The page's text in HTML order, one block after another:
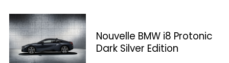
Nouvelle BMW i8 Protonic
Dark Silver Edition